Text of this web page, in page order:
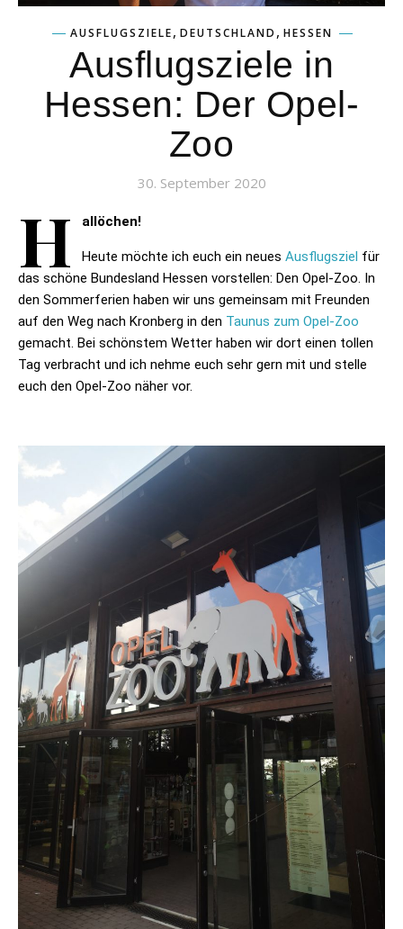
AUSFLUGSZIELE, DEUTSCHLAND , HESSEN
Ausflugsziele in
Hessen: Der Opel-
Zoo
30. September 2020
H allöchen!
Heute möchte ich euch ein neues Ausflugsziel für
das schöne Bundesland Hessen vorstellen: Den Opel-Zoo. In
den Sommerferien haben wir uns gemeinsam mit Freunden
auf den Weg nach Kronberg in den Taunus zum Opel-Zoo
gemacht. Bei schönstem Wetter haben wir dort einen tollen
Tag verbracht und ich nehme euch sehr gern mit und stelle
euch den Opel-Zoo näher vor.